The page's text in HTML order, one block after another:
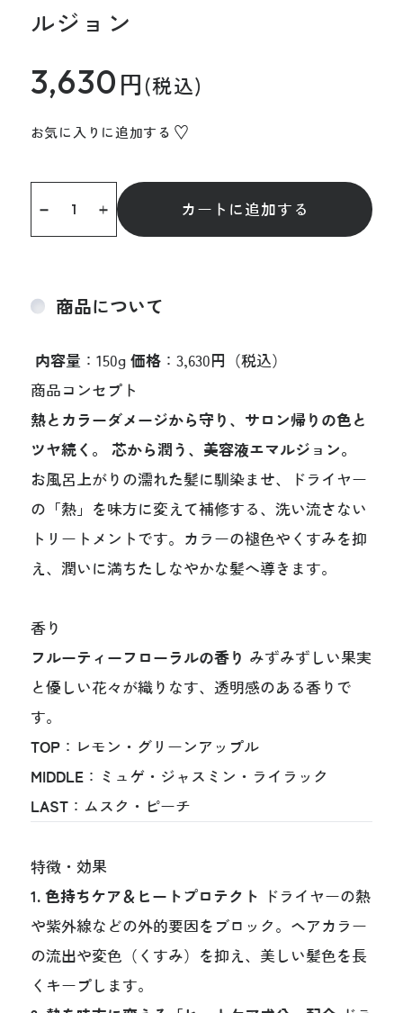
ルジョン
3,630 円 (税込)
お気に入りに追加する
カートに追加する
商品について
内容量 ：150g 価格：3,630円（税込）
商品コンセプト
熱とカラーダメージから守り、サロン帰りの色と
ツヤ続く。
芯から潤う、美容液エマルジョン。
お風呂上がりの濡れた髪に馴染ませ、ドライヤー
の「熱」を味方に変えて補修する、洗い流さない
トリートメントです。カラーの褪色やくすみを抑
え、潤いに満ちたしなやかな髪へ導きます。
香り
フルーティーフローラルの香り みずみずしい果実
と優しい花々が織りなす、透明感のある香りで
す。
TOP：レモン・グリーンアップル
MIDDLE ：ミュゲ・ジャスミン・ライラック
LAST：ムスク・ピーチ
特徴・効果
1. 色持ちケア＆ヒートプロテクト ドライヤーの熱
や紫外線などの外的要因をブロック。ヘアカラー
の流出や変色（くすみ）を抑え、美しい髪色を長
くキープします。